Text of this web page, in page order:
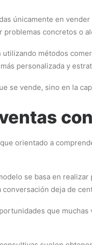
únicamente en
concretos o
métodos
personalizada y
se vende, sino en la
orientado a
se basa en
deja de
que